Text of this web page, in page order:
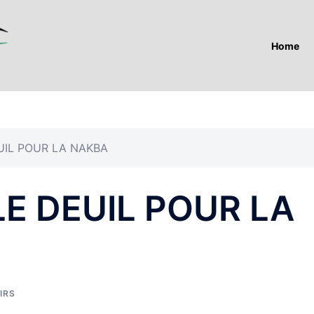
Home
POUR LA NAKBA
DEUIL POUR LA